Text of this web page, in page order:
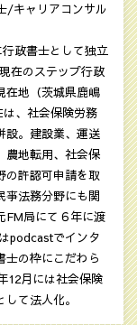
/キャリアコンサル
政書士として独立
在のステップ行政
在地（茨城県鹿嶋
、社会保険労務
設。建設業、運送
農地転用、社会保
の許認可申請を取
亊法務分野にも関
FM局にて６年に渡
podcastでインタ
士の枠にこだわら
12月には社会保険
て法人化。